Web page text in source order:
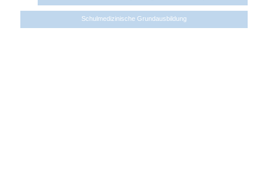
Schulmedizinische Grundausbildung